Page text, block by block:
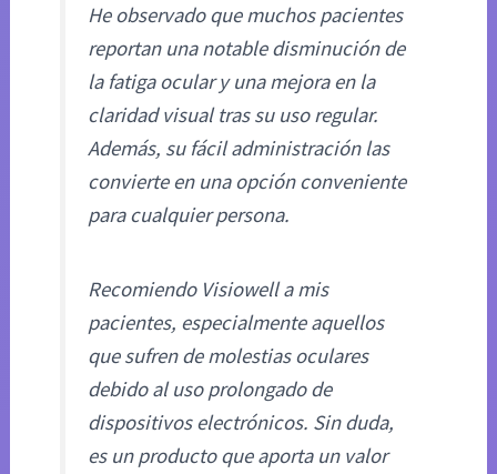
He observado que muchos pacientes
reportan una notable disminución de
la fatiga ocular y una mejora en la
claridad visual tras su uso regular.
Además, su fácil administración las
convierte en una opción conveniente
para cualquier persona.
Recomiendo Visiowell a mis
pacientes, especialmente aquellos
que sufren de molestias oculares
debido al uso prolongado de
dispositivos electrónicos. Sin duda,
es un producto que aporta un valor